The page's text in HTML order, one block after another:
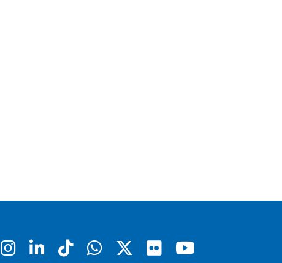
Facebook
Instagram
LinkedinTiktokWhatsapp
X Flickr